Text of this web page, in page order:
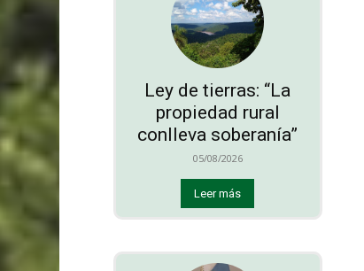
Ley de tierras: “La
propiedad rural
conlleva soberanía”
05/08/2026
Leer más